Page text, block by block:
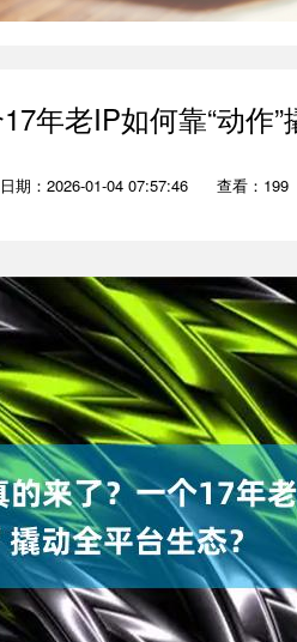
年老IP如何靠“动作”
日期：2026-01-04 07:57:46 查看：199